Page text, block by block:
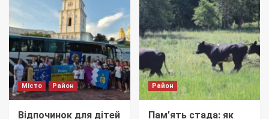
Місто Район
Відпочинок для дітей
Район
Пам’ять стада: як